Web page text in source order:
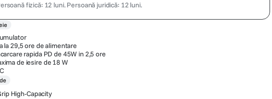
fizică: 12 luni.Persoană juridică: 12 luni.
la 29,5 ore de alimentare
rapida PD de 45W in 2,5 ore
de iesire de 18 W
High-Capacity